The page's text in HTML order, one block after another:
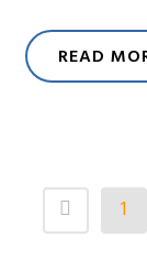
READ
1